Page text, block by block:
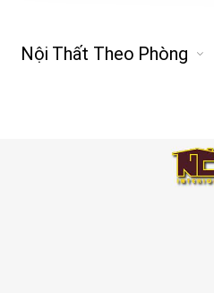
Nội Thất Theo Phòng